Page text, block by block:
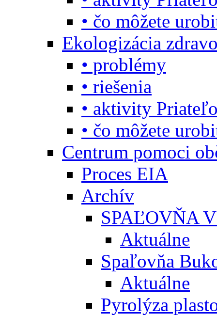
• čo môžete
Ekologizácia
• problémy
• riešenia
• aktivity
• čo môžete
Centrum pomoci
Proces EIA
Archív
SPAĽOVŇA
Aktuálne
Spaľovňa
Aktuálne
Pyrolýza